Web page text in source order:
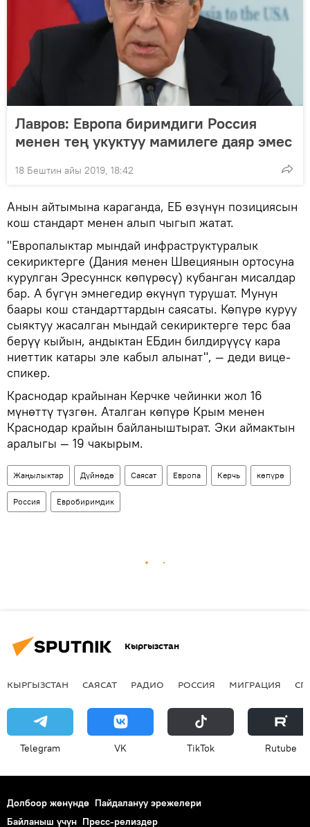
Лавров: Европа биримдиги Россия
менен тең укуктуу мамилеге даяр эмес
18 Бештин айы 2019, 18:42
Анын айтымына караганда, ЕБ өзүнүн позициясын
кош стандарт менен алып чыгып жатат.
"Европалыктар мындай инфраструктуралык
секириктерге (Дания менен Швециянын ортосуна
курулган Эресуннск көпүрөсү) кубанган мисалдар
бар. А бүгүн эмнегедир өкүнүп турушат. Мунун
баары кош стандарттардын саясаты. Көпүрө куруу
сыяктуу жасалган мындай секириктерге терс баа
берүү кыйын, андыктан ЕБдин билдирүүсү кара
ниеттик катары эле кабыл алынат", — деди вице-
спикер.
Краснодар крайынан Керчке чейинки жол 16
мүнөттү түзгөн. Аталган көпүрө Крым менен
Краснодар крайын байланыштырат. Эки аймактын
аралыгы — 19 чакырым.
Жаңылыктар Дүйнөдө Саясат Европа Керчь көпүрө
Россия Евробиримдик
Кыргызстан
КЫРГЫЗСТАН САЯСАТ РАДИО РОССИЯ МИГРАЦИЯ
Telegram VK ТikТоk Rutube
Долбоор жөнүндө Пайдалануу эрежелери
Байланыш үчүн Пресс-релиздер